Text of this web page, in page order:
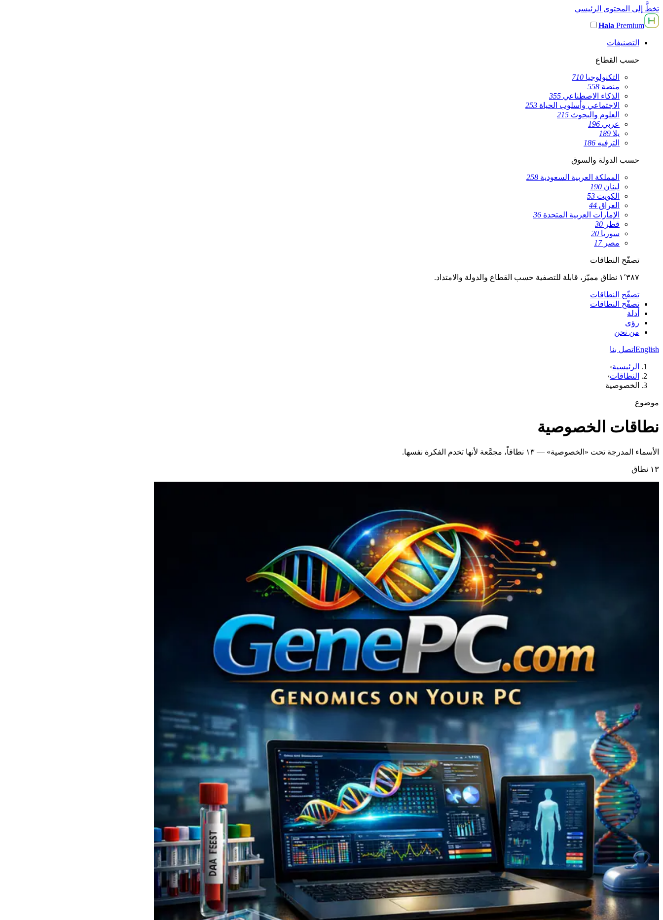
تخطَّ إلى المحتوى الرئيسي
Hala Premium
التصنيفات
حسب القطاع
التكنولوجيا 710
منصة 558
الذكاء الاصطناعي 355
الاجتماعي وأسلوب الحياة 253
العلوم والبحوث 215
عربي 196
يلا 189
الترفيه 186
حسب الدولة والسوق
المملكة العربية السعودية 258
لبنان 190
الكويت 53
العراق 44
الإمارات العربية المتحدة 36
قطر 30
سوريا 20
مصر17
تصفّح النطاقات
١٬٣٨٧ نطاق مميّز، قابلة للتصفية حسب القطاع والدولة والامتداد.
تصفّح النطاقات
تصفّح النطاقات
أدلة
رؤى
من نحن
English اتصل بنا
الرئيسية›
النطاقات›
الخصوصية
موضوع
نطاقات الخصوصية
الأسماء المدرجة تحت «الخصوصية» — ١٣ نطاقاً، مجمَّعة لأنها تخدم الفكرة نفسها.
١٣ نطاق